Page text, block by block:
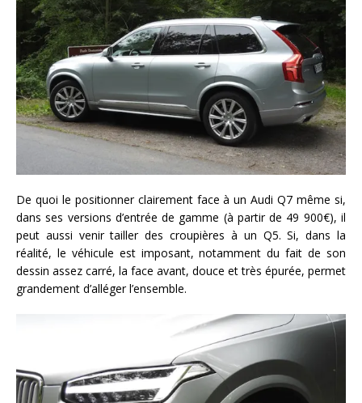
De quoi le positionner clairement face à un Audi Q7 même si,
dans ses versions d’entrée de gamme (à partir de 49 900€), il
peut aussi venir tailler des croupières à un Q5. Si, dans la
réalité, le véhicule est imposant, notamment du fait de son
dessin assez carré, la face avant, douce et très épurée, permet
grandement d’alléger l’ensemble.